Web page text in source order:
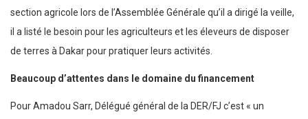
pratiquer leurs activités.
Beaucoup d’attentes dans
honneur de travailler avec la CCIAD avec qui, il avait déjà collaboré
dans le cadre du Recensement Général des Entreprises dont il